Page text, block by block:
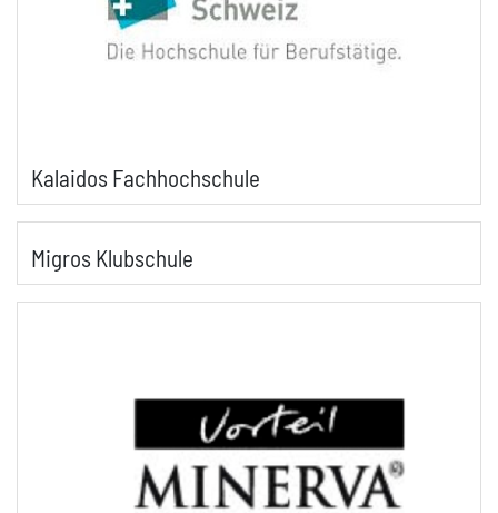
Kalaidos Fachhochschule
Migros Klubschule